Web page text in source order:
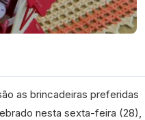
as brincadeiras preferidas
nesta sexta-feira (28),